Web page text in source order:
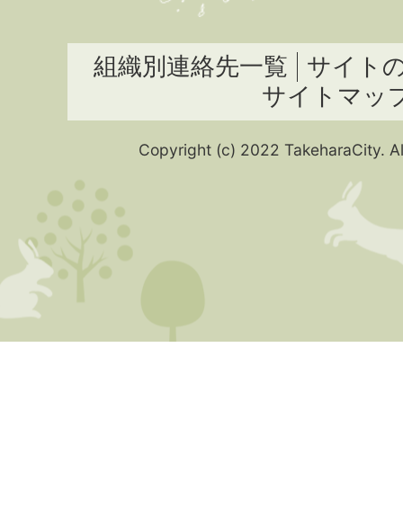
組織別連絡先一覧
サイト
サイトマッ
Copyright (c) 2022 TakeharaCity.